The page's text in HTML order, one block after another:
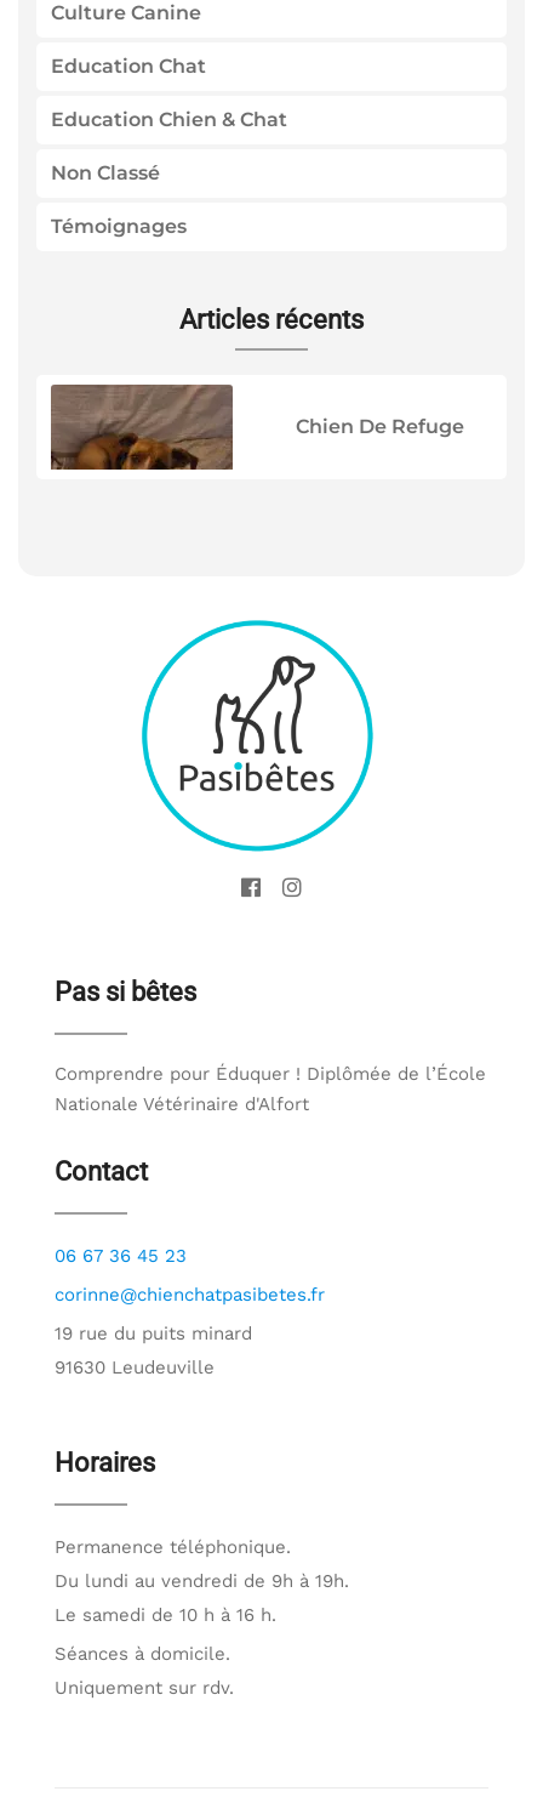
Culture Canine
Education Chat
Education Chien & Chat
Non Classé
Témoignages
Articles récents
Chien De Refuge
Pas si bêtes
Comprendre pour Éduquer ! Diplômée de l’École
Nationale Vétérinaire d'Alfort
Contact
06 67 36 45 23
corinne@chienchatpasibetes.fr
19 rue du puits minard
91630 Leudeuville
Horaires
Permanence téléphonique.
Du lundi au vendredi de 9h à 19h.
Le samedi de 10 h à 16 h.
Séances à domicile.
Uniquement sur rdv.